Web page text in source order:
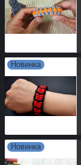
Новинка
Новинка